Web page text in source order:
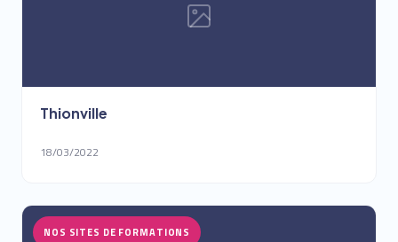
Thionville
18/03/2022
NOS SITES DE FORMATIONS